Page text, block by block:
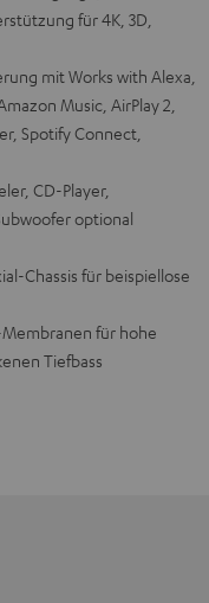
für 4K, 3D,
mit Works with Alexa,
Music, AirPlay 2,
Spotify Connect,
CD-Player,
optional
Chassis für beispiellose
für hohe
Tiefbass